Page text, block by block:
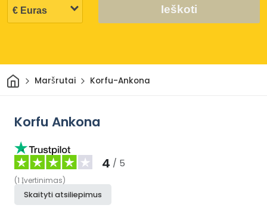
Ieškoti
Pradžia
Maršrutai Korfu-Ankona
Korfu Ankona
4 / 5
(1 Įvertinimas)
Skaityti atsiliepimus